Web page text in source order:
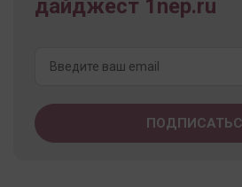
дайджест 1nep.ru